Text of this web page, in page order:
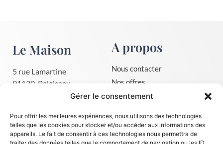
Gérer le consentement
Pour offrir les meilleures expériences, nous utilisons des technologies
telles que les cookies pour stocker et/ou accéder aux informations des
appareils. Le fait de consentir à ces technologies nous permettra de
Le Maison
5 rue Lamartine
91120, Palaiseau
A propos
Nous contacter
Nos offres
Mentions légales
Politique de confidentialité
Dates de session immersion